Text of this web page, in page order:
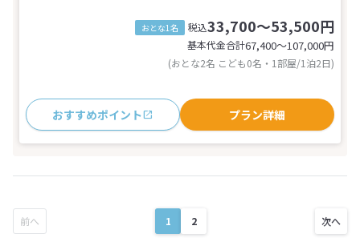
おとな1名 税込33,700～53,500円
基本代金合計67,400〜107,000円
(おとな2名 こども0名・1部屋/1泊2日)
おすすめポイント プラン詳細
1 2